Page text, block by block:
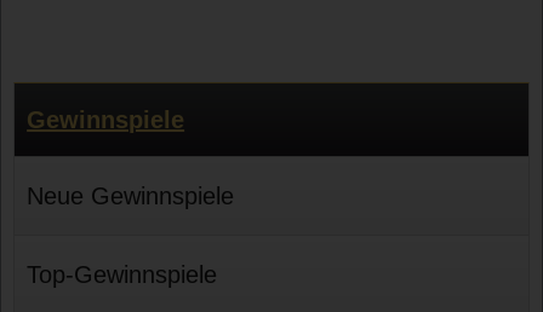
Gewinnspiele
Neue Gewinnspiele
Top-Gewinnspiele